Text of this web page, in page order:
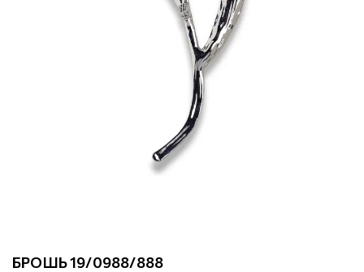
БРОШЬ 19/0988/888